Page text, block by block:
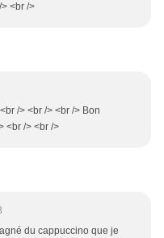
<br />
/> <br /> <br /> Bon
<br /> <br />
du cappuccino que je